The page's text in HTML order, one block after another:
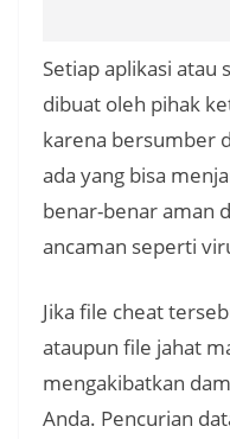
Setiap aplikasi atau
dibuat oleh pihak
karena bersumber
ada yang bisa
benar-benar aman
ancaman seperti
Jika file cheat
ataupun file jahat
mengakibatkan
Anda. Pencurian